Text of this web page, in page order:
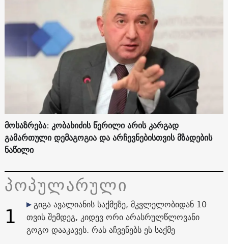
მოსაზრება: კობახიძის წერილი არის კარგად
გამართული დემაგოგია და არჩევნებისთვის მზადების
ნაწილი
პოპულარული
1
გიგა ავალიანის საქმეზე, მკვლელობიდან 10
თვის შემდეგ, კიდევ ორი არასრულწლოვანი
გოგო დააკავეს. რას აჩვენებს ეს საქმე